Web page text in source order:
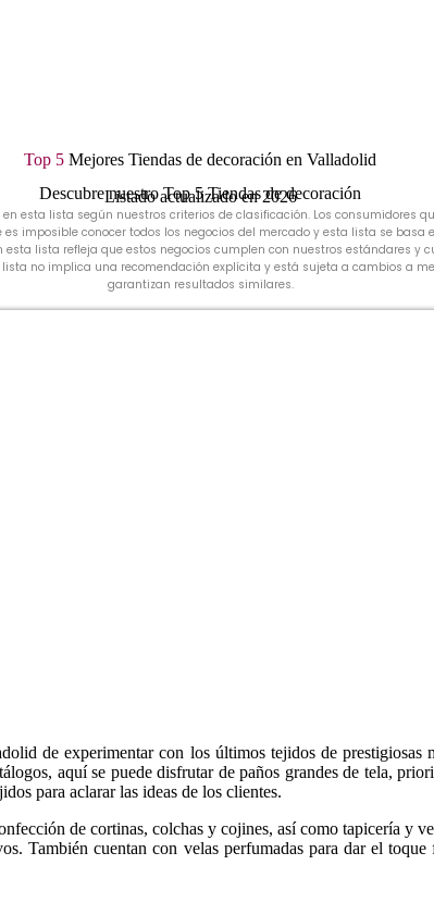
Top 5 Mejores Tiendas de decoración en Valladolid
Descubre nuestro Top 5 Tiendas de decoración
Listado actualizado en 2026
esta lista según nuestros criterios de clasificación. Los
imposible conocer todos los negocios del mercado y esta lista se basa
lista refleja que estos negocios cumplen con nuestros estándares
no implica una recomendación explícita y está sujeta a cambios a
garantizan resultados similares.
de experimentar con los últimos tejidos de prestigiosas
aquí se puede disfrutar de paños grandes de tela,
para aclarar las ideas de los clientes.
de cortinas, colchas y cojines, así como tapicería y
También cuentan con velas perfumadas para dar el toque